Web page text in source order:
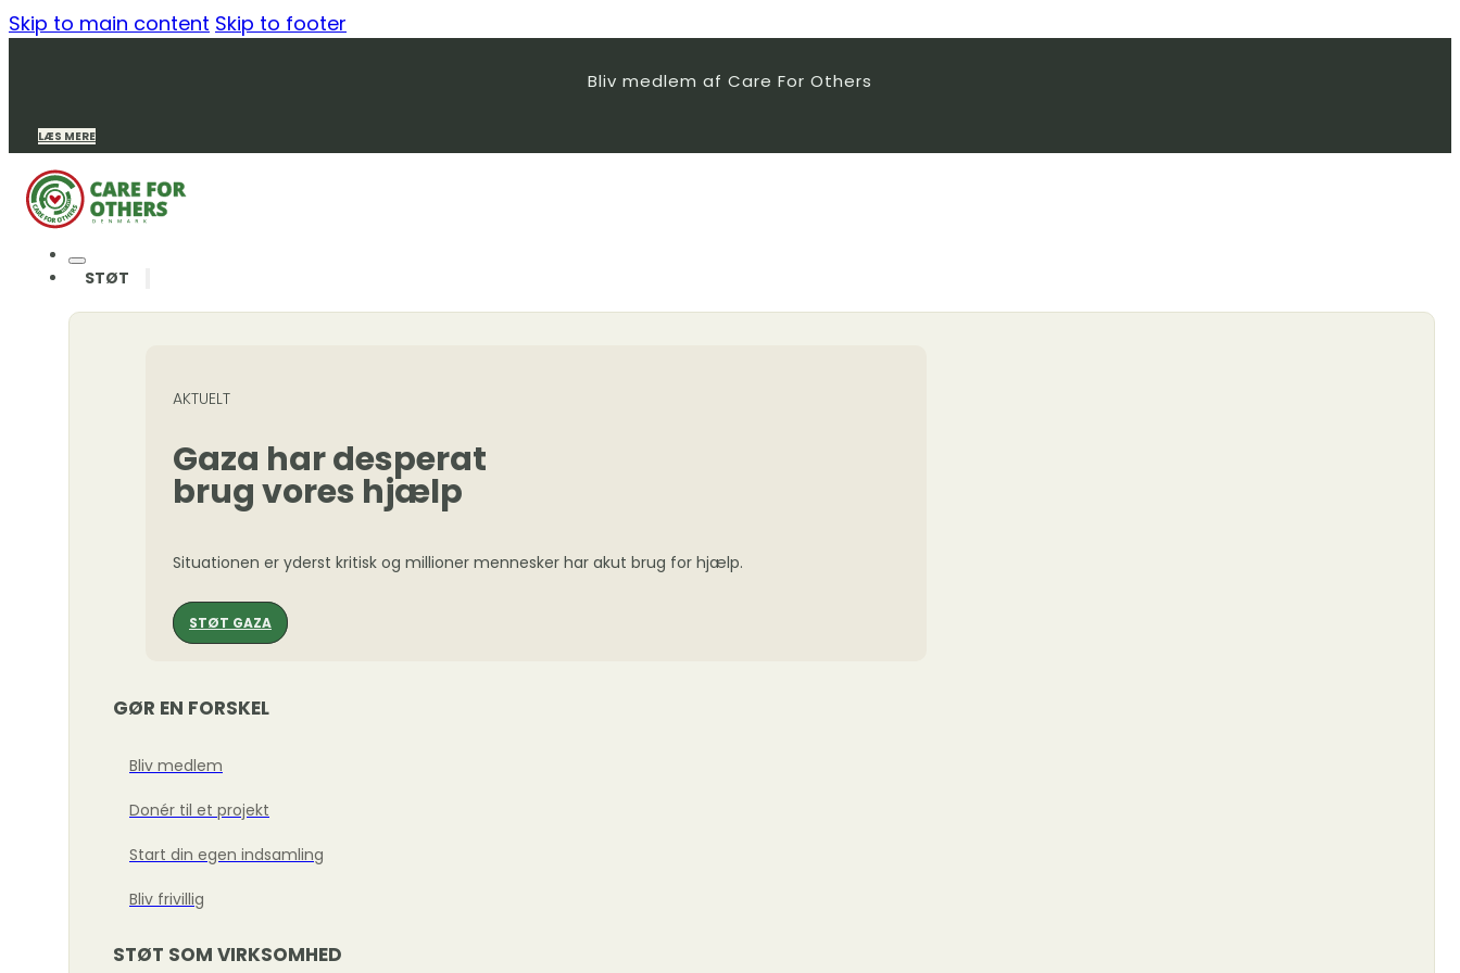
Skip to main content Skip to footer
Bliv medlem af Care For Others
LÆS MERE
STØT
AKTUELT
Gaza har desperat
brug vores hjælp
Situationen er yderst kritisk og millioner mennesker har akut brug for hjælp.
STØT GAZA
GØR EN FORSKEL
Bliv medlem
Donér til et projekt
Start din egen indsamling
Bliv frivillig
STØT SOM VIRKSOMHED